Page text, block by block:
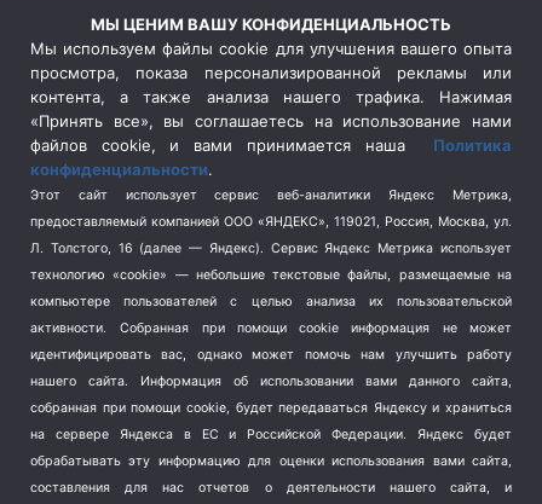
(510)
Сельское хозяйство (3)
Социальная политика
(3)
Спецоперация в Украине
Спецоперация на Украине
(404)
Спорт (740)
Терроризм (1)
Транспорт (262)
Туризм (178)
Флот (76)
Школа и спорт (2)
Экология (8)
Экономика (1172)
МЫ ЦЕНИМ ВАШУ КОНФИДЕНЦИАЛЬНОСТЬ
Мы используем файлы cookie для улучшения вашего опыта
просмотра, показа персонализированной рекламы или
контента, а также анализа нашего трафика. Нажимая
«Принять все», вы соглашаетесь на использование нами
файлов cookie, и вами принимается наша Политика
конфиденциальности.
Этот сайт использует сервис веб-аналитики Яндекс Метрика,
предоставляемый компанией ООО «ЯНДЕКС», 119021, Россия, Москва, ул.
Л. Толстого, 16 (далее — Яндекс). Сервис Яндекс Метрика использует
технологию «cookie» — небольшие текстовые файлы, размещаемые на
компьютере пользователей с целью анализа их пользовательской
активности.
Собранная при помощи cookie информация не может
идентифицировать вас, однако может помочь нам улучшить работу
нашего сайта. Информация об использовании вами данного сайта,
собранная при помощи cookie, будет передаваться Яндексу и храниться
на сервере Яндекса в ЕС и Российской Федерации. Яндекс будет
обрабатывать эту информацию для оценки использования вами сайта,
составления для нас отчетов о деятельности нашего сайта, и